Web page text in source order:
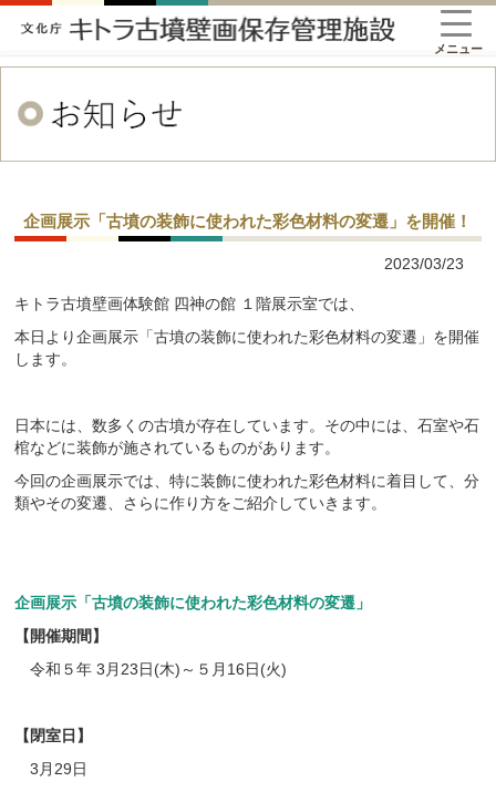
企画展示「古墳の装飾に使われた彩色材料の変遷」を開催！
2023/03/23
キトラ古墳壁画体験館 四神の館 １階展示室では、
本日より企画展示「古墳の装飾に使われた彩色材料の変遷」を開催
します。
日本には、数多くの古墳が存在しています。その中には、石室や石
棺などに装飾が施されているものがあります。
今回の企画展示では、特に装飾に使われた彩色材料に着目して、分
類やその変遷、さらに作り方をご紹介していきます。
企画展示「古墳の装飾に使われた彩色材料の変遷」
【開催期間】
令和５年 3月23日(木)～５月16日(火)
【閉室日】
3 月 29日
メニュー